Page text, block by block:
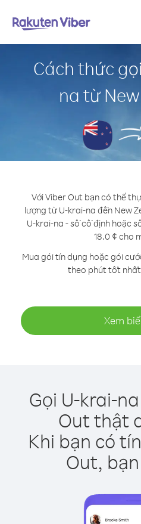
Cách thức
na từ
Với Viber Out bạn có thể
lượng từ U-krai-na đến New
U-krai-na - số cố định hoặc
18.0 ¢ cho
Mua gói tín dụng hoặc gói
theo phút tốt
Xem
Gọi U-krai-
Out thật
Khi bạn có
Out,